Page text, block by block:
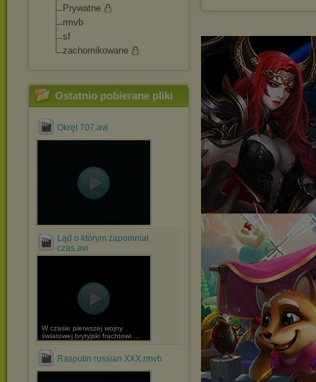
Prywatne
rmvb
sf
zachomikowane
Ostatnio pobierane pliki
Okręt 707.avi
Ląd o którym zapomniał
czas.avi
W czasie pierwszej wojny
światowej brytyjski frachtowi ...
Rasputin russian XXX.rmvb